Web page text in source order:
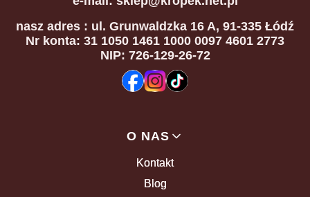
nasz adres : ul. Grunwaldzka 16 A, 91-335 Łódź
Nr konta: 31 1050 1461 1000 0097 4601 2773
NIP: 726-129-26-72
O NAS
Kontakt
Blog